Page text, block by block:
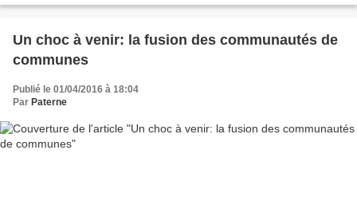
Un choc à venir: la fusion des communautés de
communes
Publié le 01/04/2016 à 18:04
Par Paterne